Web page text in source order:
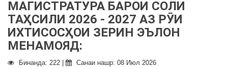
МАГИСТРАТУРА БАРОИ СОЛИ
ТАҲСИЛИ 2026 - 2027 АЗ РӮИ
ИХТИСОСҲОИ ЗЕРИН ЭЪЛОН
МЕНАМОЯД:
Бинанда: 222 | Санаи нашр: 08 Июл 2026